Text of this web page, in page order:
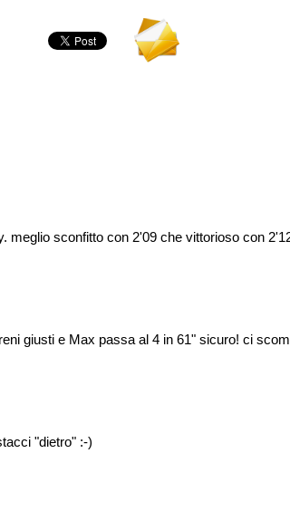
meglio sconfitto con 2'09 che vittorioso con
giusti e Max passa al 4 in 61" sicuro! ci
"dietro" :-)